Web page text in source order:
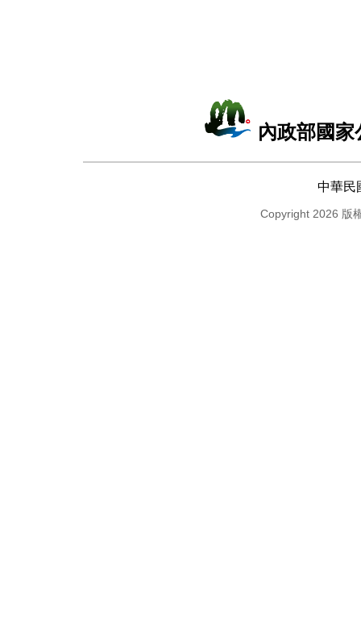
內政部國
中華民
Copyright 2026 版